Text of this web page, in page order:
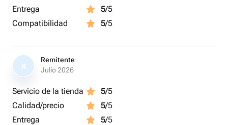
Entrega
5/5
Compatibilidad
5/5
R
Remitente
Julio 2026
Servicio de la tienda 5/5
Calidad/precio
5/5
Entrega
5/5